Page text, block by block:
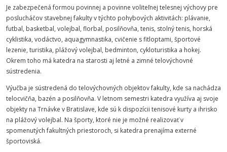
Je zabezpečená formou povinnej a povinne voliteľnej telesnej výchovy pre
poslucháčov stavebnej fakulty v týchto pohybových aktivitách: plávanie,
futbal, basketbal, volejbal, florbal, posilňovňa, tenis, stolný tenis, horská
cyklistika, vodáctvo, aquagymnastika, cvičenie s fitloptami, športové
lezenie, turistika, plážový volejbal, bedminton, cykloturistika a hokej.
Okrem toho má katedra na starosti aj letné a zimné telovýchovné
sústredenia.
Výučba je sústredená do telovýchovných objektov fakulty, kde sa nachádza
telocvičňa, bazén a posilňovňa. V letnom semestri katedra využíva aj svoje
objekty na Trnávke v Bratislave, kde sú k dispozícii tenisové kurty a ihrisko
na plážový volejbal. Na športy, ktoré nie je možné realizovať v
spomenutých fakultných priestoroch, si katedra prenajíma externé
športoviská.